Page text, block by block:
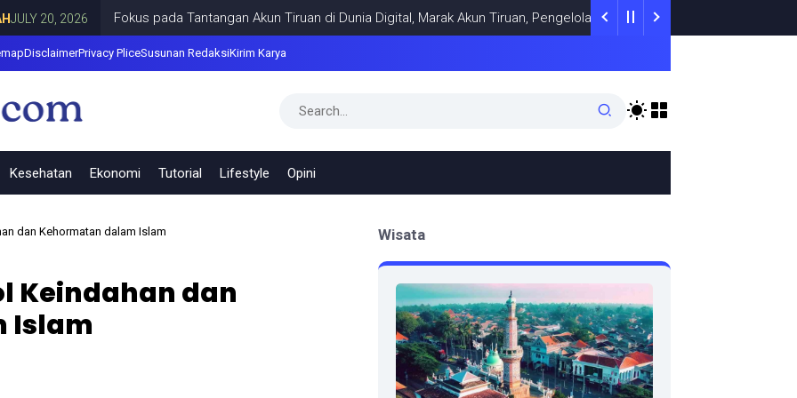
2026 Fokus pada Tantangan Akun Tiruan di Dunia Digital, Marak Akun Tiruan, Pengelola TikTok @samsungstore.ta Siapkan
DisclaimerPrivacy PliceSusunan RedaksiKirim Karya
Kesehatan Ekonomi Tutorial Lifestyle Opini
dan Kehormatan dalam Islam
Keindahan dan
Islam
Wisata